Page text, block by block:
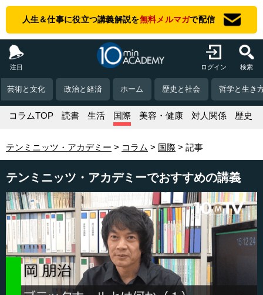
人生＆仕事に役立つ講義解説を無料メルマガで配信
注目 ログイン 検索
芸術と文化 政治と経済 ホーム 歴史と社会 哲学と生き
コラムTOP 読書 生活 国際 美容・健康 対人関係 歴史
テンミニッツ・アカデミー コラム 国際 記事
テンミニッツ・アカデミーでおすすめの講義